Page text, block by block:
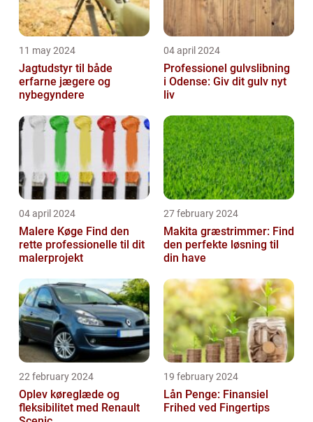
11 may 2024
Jagtudstyr til både
erfarne jægere og
nybegyndere
04 april 2024
Professionel gulvslibning
i Odense: Giv dit gulv nyt
liv
04 april 2024
Malere Køge Find den
rette professionelle til dit
malerprojekt
27 february 2024
Makita græstrimmer: Find
den perfekte løsning til
din have
22 february 2024
Oplev køreglæde og
fleksibilitet med Renault
19 february 2024
Lån Penge: Finansiel
Frihed ved Fingertips